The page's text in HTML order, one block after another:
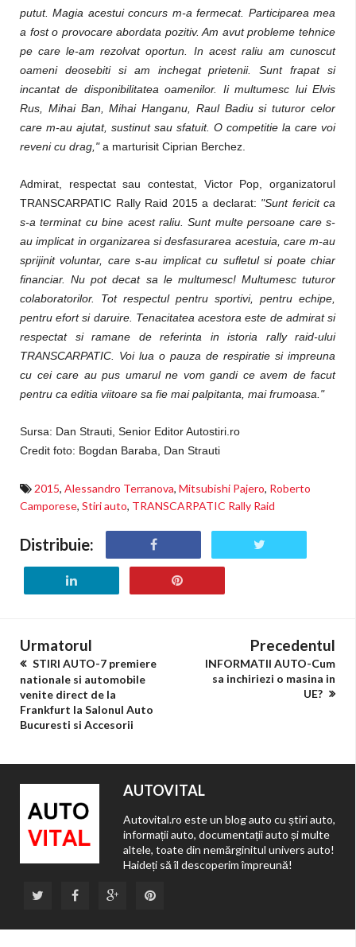
putut. Magia acestui concurs m-a fermecat. Participarea mea
a fost o provocare abordata pozitiv. Am avut probleme tehnice
pe care le-am rezolvat oportun. In acest raliu am cunoscut
oameni deosebiti si am inchegat prietenii. Sunt frapat si
incantat de disponibilitatea oamenilor. Ii multumesc lui Elvis
Rus, Mihai Ban, Mihai Hanganu, Raul Badiu si tuturor celor
care m-au ajutat, sustinut sau sfatuit. O competitie la care voi
reveni cu drag,"a marturisit Ciprian Berchez.
Admirat, respectat sau contestat, Victor Pop, organizatorul
TRANSCARPATIC Rally Raid 2015 a declarat: "Sunt fericit ca
s-a terminat cu bine acest raliu. Sunt multe persoane care s-
au implicat in organizarea si desfasurarea acestuia, care m-au
sprijinit voluntar, care s-au implicat cu sufletul si poate chiar
financiar. Nu pot decat sa le multumesc! Multumesc tuturor
colaboratorilor. Tot respectul pentru sportivi, pentru echipe,
pentru efort si daruire. Tenacitatea acestora este de admirat si
respectat si ramane de referinta in istoria rally raid-ului
TRANSCARPATIC. Voi lua o pauza de respiratie si impreuna
cu cei care au pus umarul ne vom gandi ce avem de facut
pentru ca editia viitoare sa fie mai palpitanta, mai frumoasa."
Sursa: Dan Strauti, Senior Editor Autostiri.ro
Credit foto: Bogdan Baraba , Dan Strauti
2015, Alessandro Terranova, Mitsubishi Pajero, Roberto
Camporese, Stiri auto, TRANSCARPATIC Rally Raid
Distribuie:
Urmatorul
STIRI AUTO-7 premiere
nationale si automobile
venite direct de la
Frankfurt la Salonul Auto
Bucuresti si Accesorii
Precedentul
INFORMATII AUTO-Cum
sa inchiriezi o masina in
UE?
AUTOVITAL
Autovital.ro este un blog auto cu știri auto,
informații auto, documentații auto și multe
altele, toate din nemărginitul univers auto!
Haideți să îl descoperim împreună!